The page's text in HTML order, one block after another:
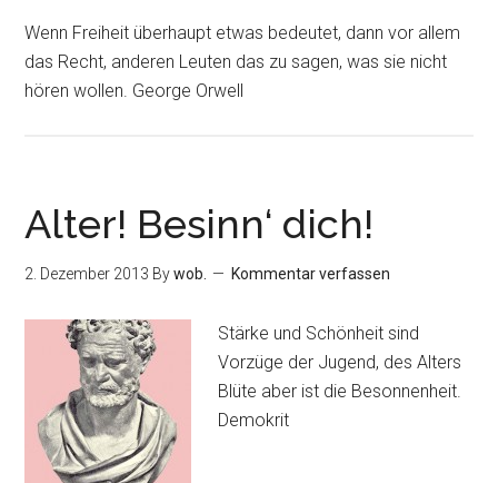
Wenn Freiheit überhaupt etwas bedeutet, dann vor allem
das Recht, anderen Leuten das zu sagen, was sie nicht
hören wollen. George Orwell
Alter! Besinn‘ dich!
2. Dezember 2013 Bywob. Kommentar verfassen
Stärke und Schönheit sind
Vorzüge der Jugend, des Alters
Blüte aber ist die Besonnenheit.
Demokrit